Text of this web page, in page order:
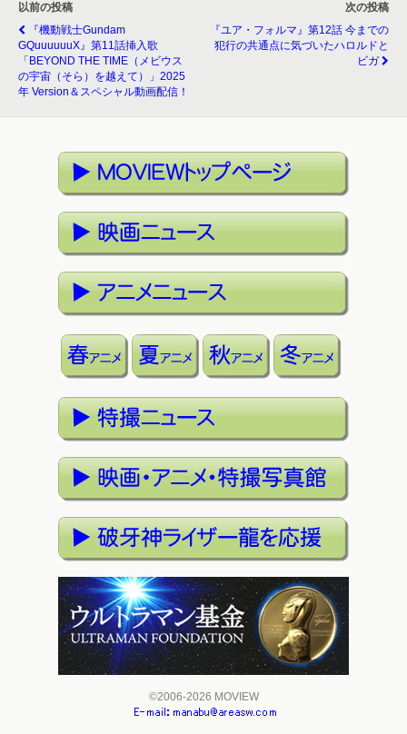
以前の投稿
『機動戦士Gundam
GQuuuuuuX』第11話挿入歌
「BEYOND THE TIME（メビウス
の宇宙（そら）を越えて）」2025
年 Version＆スペシャル動画配信！
次の投稿
『ユア・フォルマ』第12話 今までの
犯行の共通点に気づいたハロルドと
ビガ
©2006-2026 MOVIEW